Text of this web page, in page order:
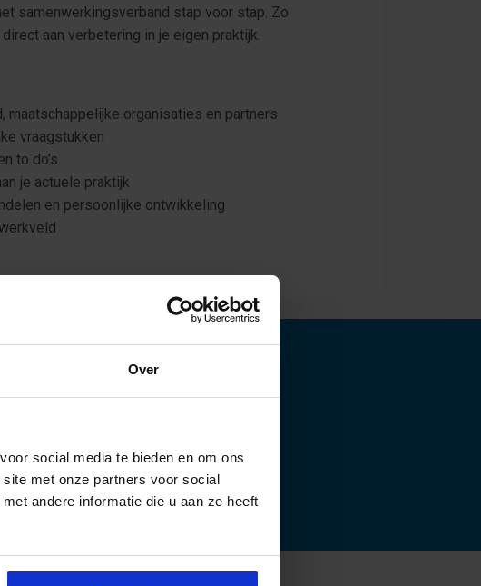
Over
social media te bieden en om ons
met onze partners voor social
andere informatie die u aan ze heeft
samenwerkingsverband stap voor stap. Zo
aan verbetering in je eigen praktijk.
organisaties en partners
vraagstukken
to do’s
je actuele praktijk
en persoonlijke ontwikkeling
nodig?